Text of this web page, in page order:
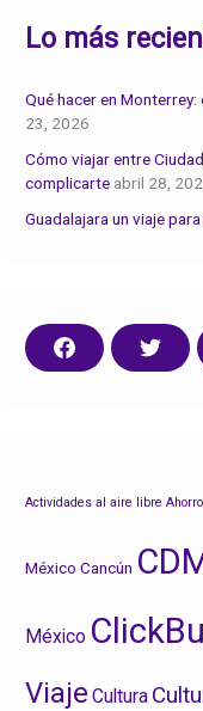
:
Lo más
Qué hacer en
23, 2026
Cómo viajar entre
complicarte abril 28,
Guadalajara un viaje
C
o
r
a
o
o
r
T
w
t
e
Actividades al aire libre
México Cancún
México
Viaje Cultura